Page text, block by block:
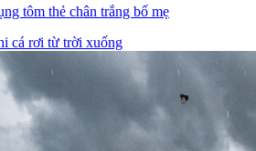
tôm thẻ chân trắng bố mẹ
cá rơi từ trời xuống